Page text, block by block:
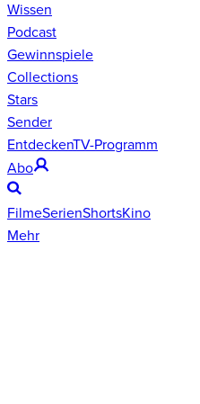
Wissen
Podcast
Gewinnspiele
Collections
Stars
Sender
EntdeckenTV-Programm
Abo
FilmeSerienShortsKino
Mehr